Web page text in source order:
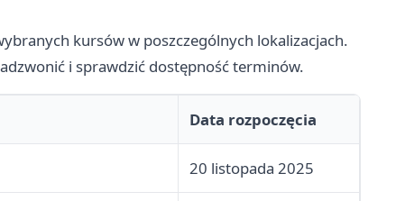
kursów w poszczególnych lokalizacjach.
i sprawdzić dostępność terminów.
Data rozpoczęcia
20 listopada 2025